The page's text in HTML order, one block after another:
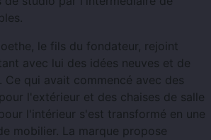
le fils du fondateur, rejoint
avec lui des idées neuves et de
Ce qui avait commencé avec des
l'extérieur et des chaises de salle
l'intérieur s'est transformé en une
mobilier. La marque propose